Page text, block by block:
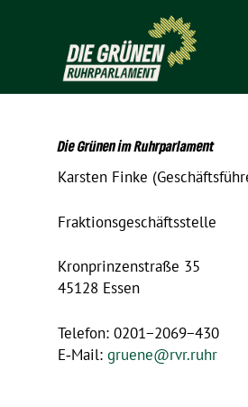
Die Grünen im Ruhrparlament
Karsten Finke
Frak­ti­ons­ge­schäfts­stelle
Kron­prin­zen­straße 35
45128 Essen
Telefon: 0201−2069−430
E‑Mail: gruene@​rvr.​ruhr